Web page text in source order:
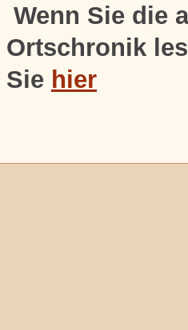
Wenn Sie die
Ortschronik
Sie hier